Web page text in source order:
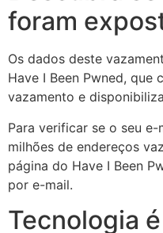
foram
Os dados deste
Have I Been Pwned, que
vazamento e
Para verificar se o seu
milhões de endereços
página do Have I Been
por e-mail.
Tecnologia